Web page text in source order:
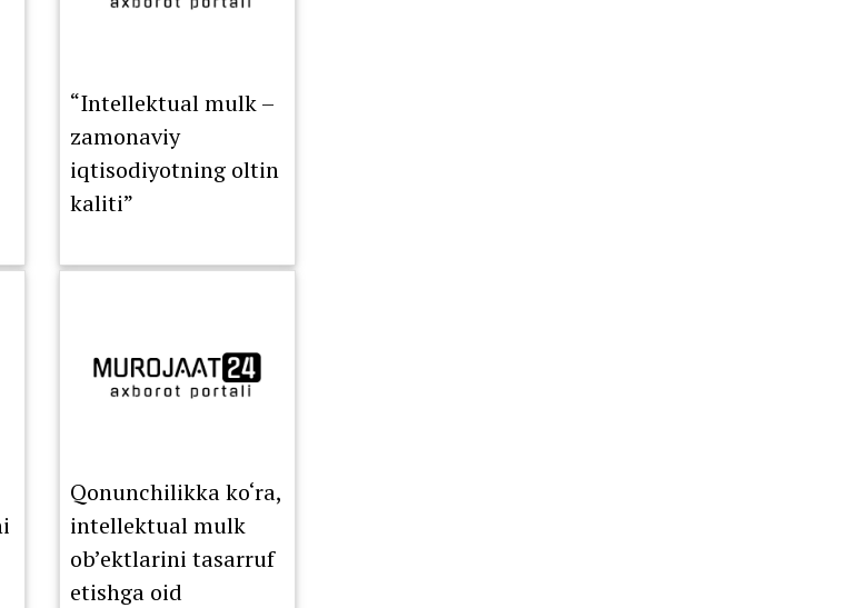
“Intellektual mulk –
zamonaviy
iqtisodiyotning oltin
kaliti”
Qonunchilikka ko‘ra,
intellektual mulk
ob’ektlarini tasarruf
etishga oid